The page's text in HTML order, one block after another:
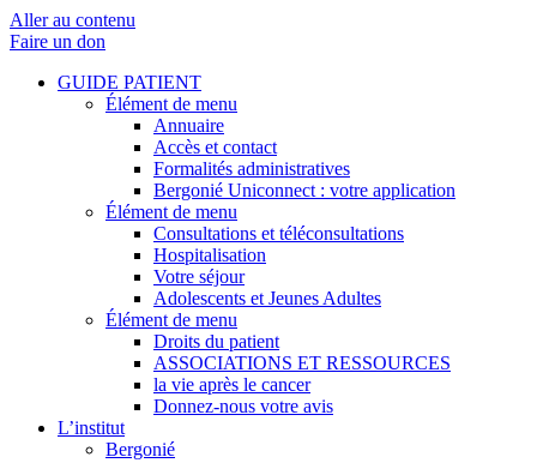
Aller au contenu
Faire un don
GUIDE PATIENT
Élément de menu
Annuaire
Accès et contact
Formalités administratives
Bergonié Uniconnect : votre application
Élément de menu
Consultations et téléconsultations
Hospitalisation
Votre séjour
Adolescents et Jeunes Adultes
Élément de menu
Droits du patient
ASSOCIATIONS ET RESSOURCES
la vie après le cancer
Donnez-nous votre avis
L’institut
Bergonié